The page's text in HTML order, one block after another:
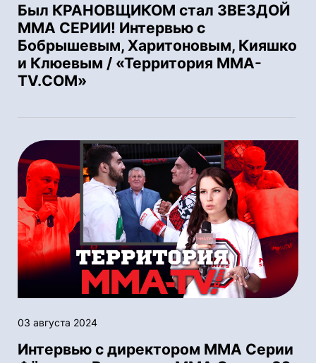
Был КРАНОВЩИКОМ стал ЗВЕЗДОЙ
ММА СЕРИИ! Интервью с
Бобрышевым, Харитоновым, Кияшко
и Клюевым / «Территория MMA-
TV.COM»
03 августа 2024
Интервью с директором ММА Серии